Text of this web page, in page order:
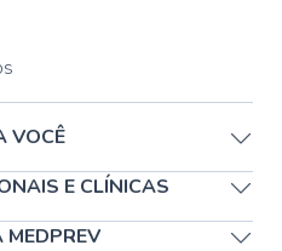
VOCÊ
E CLÍNICAS
MEDPREV